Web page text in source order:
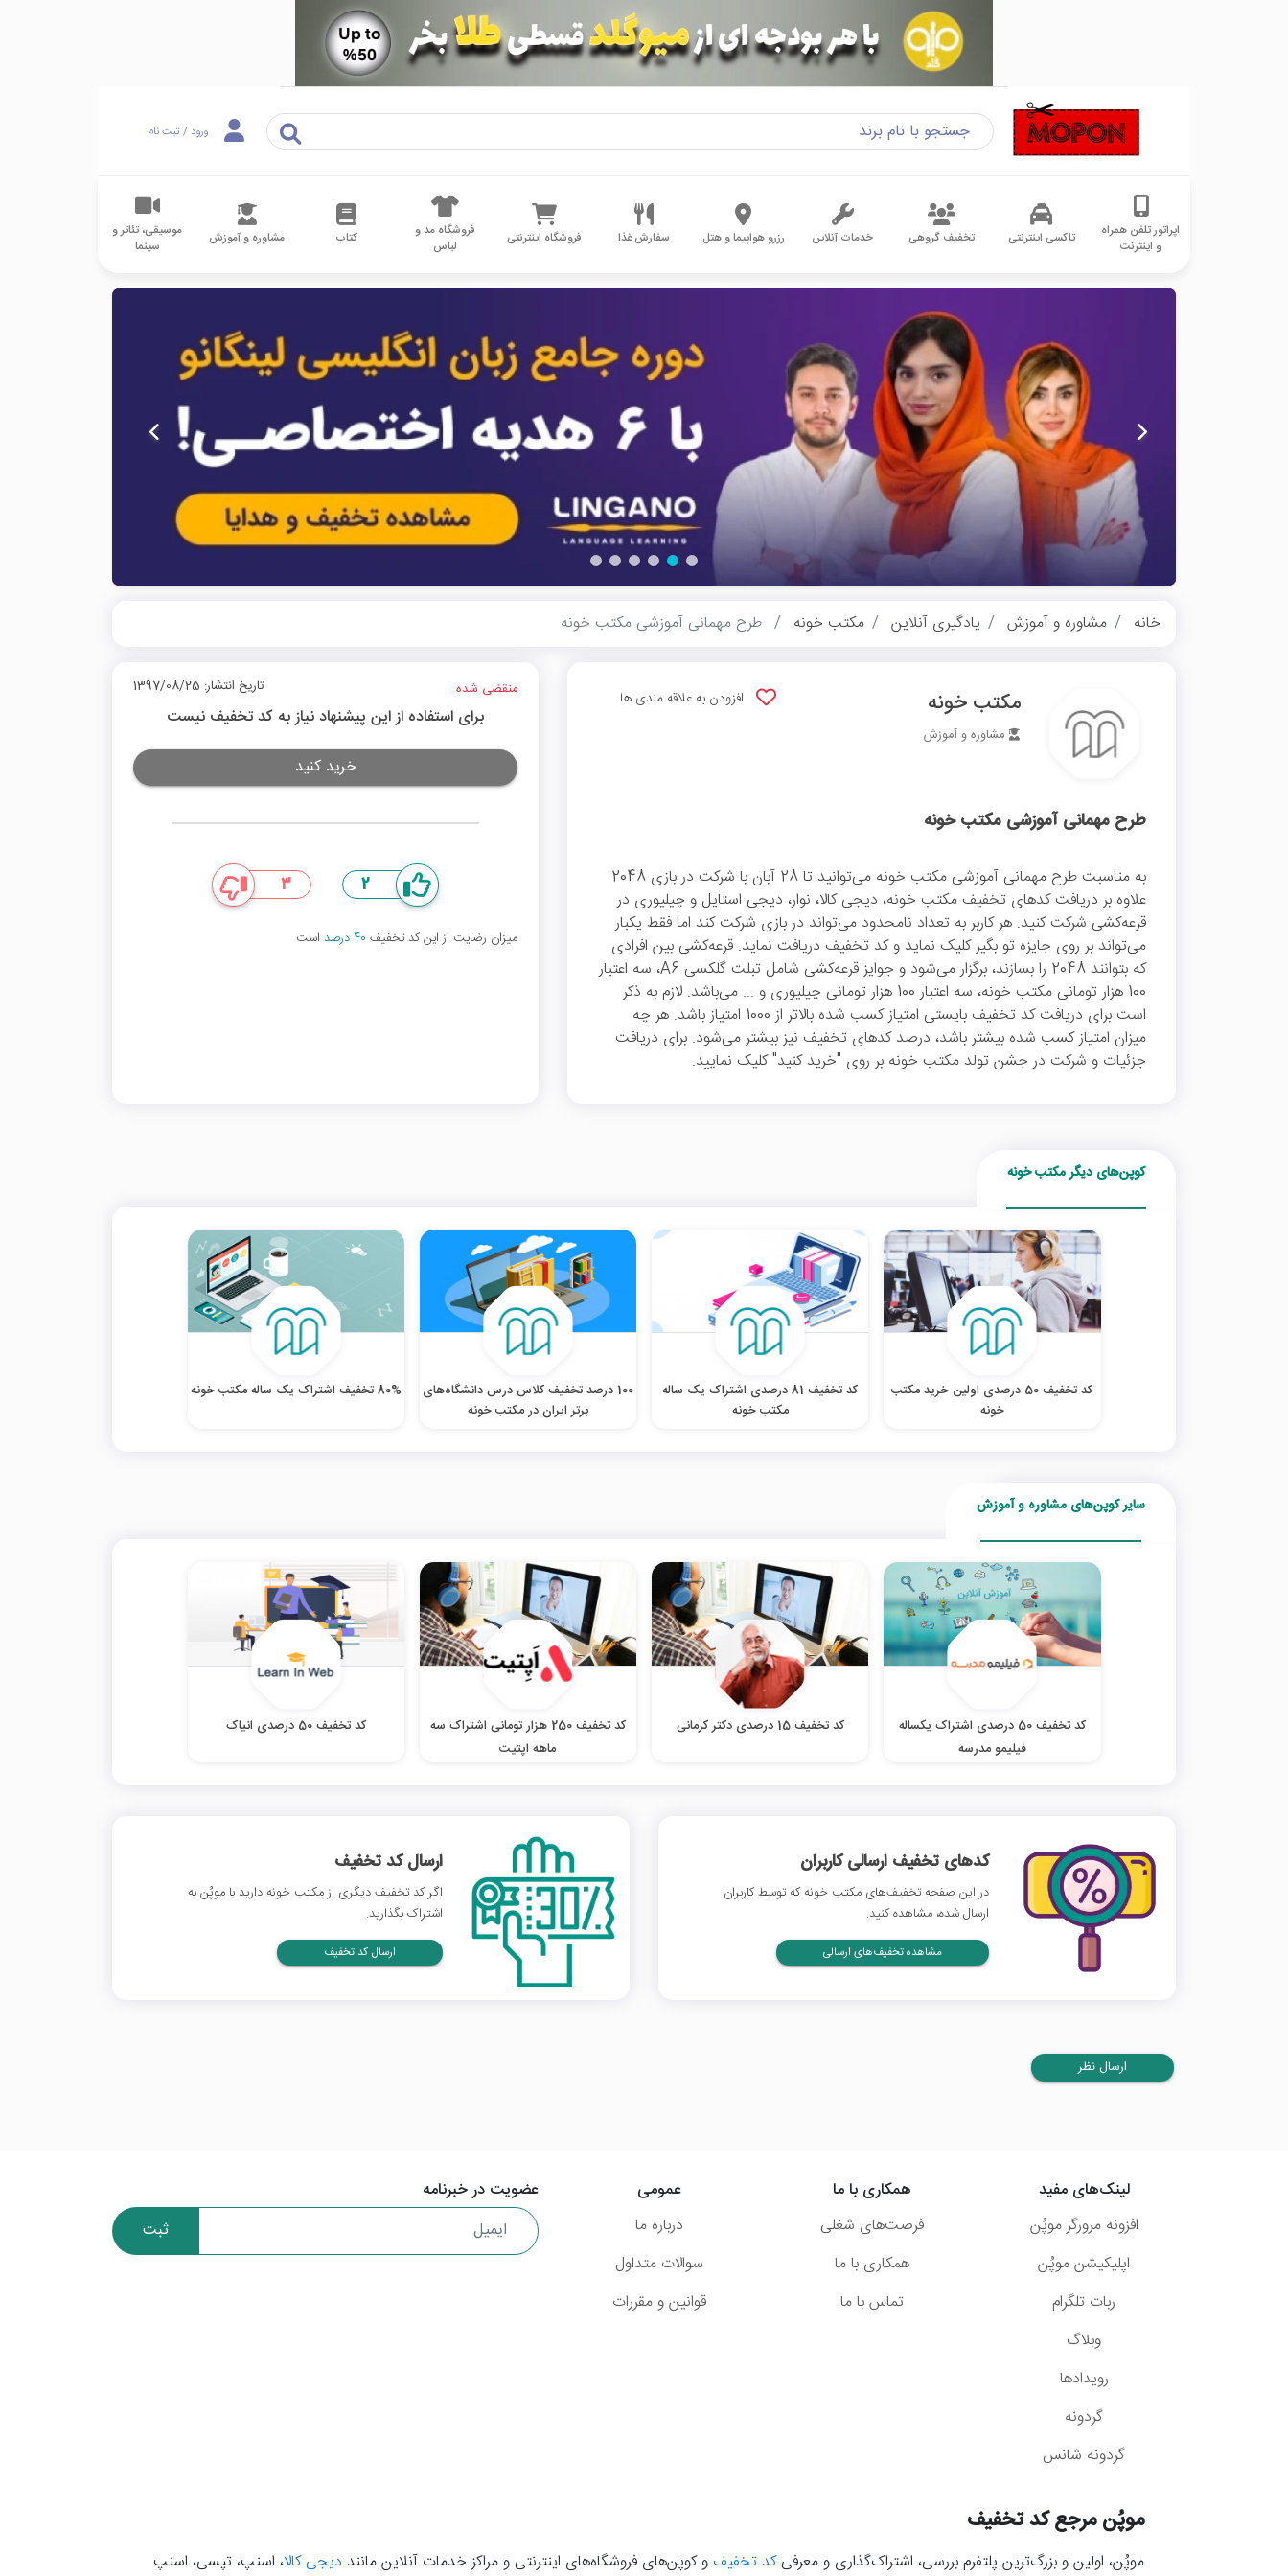
ورود / ثبت نام
اپراتور تلفن همراه
و اینترنت
تاکسی اینترنتی تخفیف گروهی خدمات آنلاین رزرو هواپیما و هتل سفارش غذا فروشگاه اینترنتی
فروشگاه مد و
لباس
کتاب مشاوره و آموزش
موسیقی، تئاتر و
سینما
خانه مشاوره و آموزش یادگیری آنلاین مکتب خونه طرح مهمانی آموزشی مکتب خونه
مکتب خونه
مشاوره و آموزش
افزودن به علاقه مندی ها
طرح مهمانی آموزشی مکتب خونه
به مناسبت طرح مهمانی آموزشی مکتب خونه می‌توانید تا 28 آبان با شرکت در بازی 2048
علاوه بر دریافت کدهای تخفیف مکتب خونه، دیجی کالا، نوار، دیجی استایل و چیلیوری در
قرعه‌کشی شرکت کنید. هر کاربر به تعداد نامحدود می‌تواند در بازی شرکت کند اما فقط یکبار
می‌تواند بر روی جایزه تو بگیر کلیک نماید و کد تخفیف دریافت نماید. قرعه‌کشی بین افرادی
که بتوانند 2048 را بسازند، برگزار می‌شود و جوایز قرعه‌کشی شامل تبلت گلکسی A6، سه اعتبار
100 هزار تومانی مکتب خونه، سه اعتبار 100 هزار تومانی چیلیوری و ... می‌باشد. لازم به ذکر
است برای دریافت کد تخفیف بایستی امتیاز کسب شده بالاتر از 1000 امتیاز باشد. هر چه
میزان امتیاز کسب شده بیشتر باشد، درصد کدهای تخفیف نیز بیشتر می‌شود. برای دریافت
جزئیات و شرکت در جشن تولد مکتب خونه بر روی "خرید کنید" کلیک نمایید.
منقضی شده تاریخ انتشار: 1397/08/25
برای استفاده از این پیشنهاد نیاز به کد تخفیف نیست
خرید کنید
2
3
میزان رضایت از این کد تخفیف 40 درصد است
کوپن‌های دیگر مکتب خونه
کد تخفیف 50 درصدی اولین خرید مکتب
خونه
کد تخفیف 81 درصدی اشتراک یک ساله
مکتب خونه
100 درصد تخفیف کلاس‌ درس دانشگاه‌های
برتر ایران در مکتب خونه
80% تخفیف اشتراک یک ساله مکتب خونه
سایر کوپن‌های مشاوره و آموزش
کد تخفیف 50 درصدی اشتراک یکساله
فیلیمو مدرسه
کد تخفیف 15 درصدی دکتر کرمانی
کد تخفیف 250 هزار تومانی اشتراک سه
ماهه اپتیت
کد تخفیف 50 درصدی انیاک
کدهای تخفیف ارسالی کاربران
در این صفحه تخفیف‌های مکتب خونه که توسط کاربران
ارسال شده، مشاهده کنید.
مشاهده تخفیف‌های ارسالی
ارسال کد تخفیف
اگر کد تخفیف دیگری از مکتب خونه دارید با موپُن به
اشتراک بگذارید.
ارسال کد تخفیف
ارسال نظر
عضویت در خبرنامه
ثبت
لینک‌های مفید
افزونه مرورگر موپُن
اپلیکیشن موپُن
ربات تلگرام
وبلاگ
رویدادها
گردونه
گردونه شانس
همکاری با ما
فرصت‌های شغلی
همکاری با ما
تماس با ما
عمومی
درباره ما
سوالات متداول
قوانین و مقررات
موپُن مرجع کد تخفیف
موپُن، اولین و بزرگ‌ترین پلتفرم بررسی، اشتراک‌گذاری و معرفیکد تخفیفو کوپن‌های فروشگاه‌های اینترنتی و مراکز خدمات آنلاین مانند دیجی کالا، اسنپ، تپسی، اسنپ